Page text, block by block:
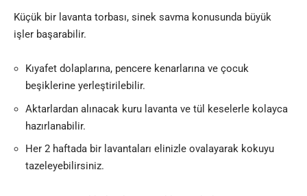
Küçük bir lavanta torbası, sinek savma konusunda büyük
işler başarabilir.
Kıyafet dolaplarına, pencere kenarlarına ve çocuk
beşiklerine yerleştirilebilir.
Aktarlardan alınacak kuru lavanta ve tül keselerle kolayca
hazırlanabilir.
Her 2 haftada bir lavantaları elinizle ovalayarak kokuyu
tazeleyebilirsiniz.